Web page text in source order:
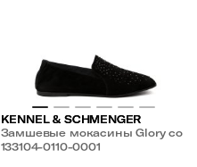
KENNEL & SCHMENGER
Замшевые мокасины Glory со
стразами
133104-0110-0001